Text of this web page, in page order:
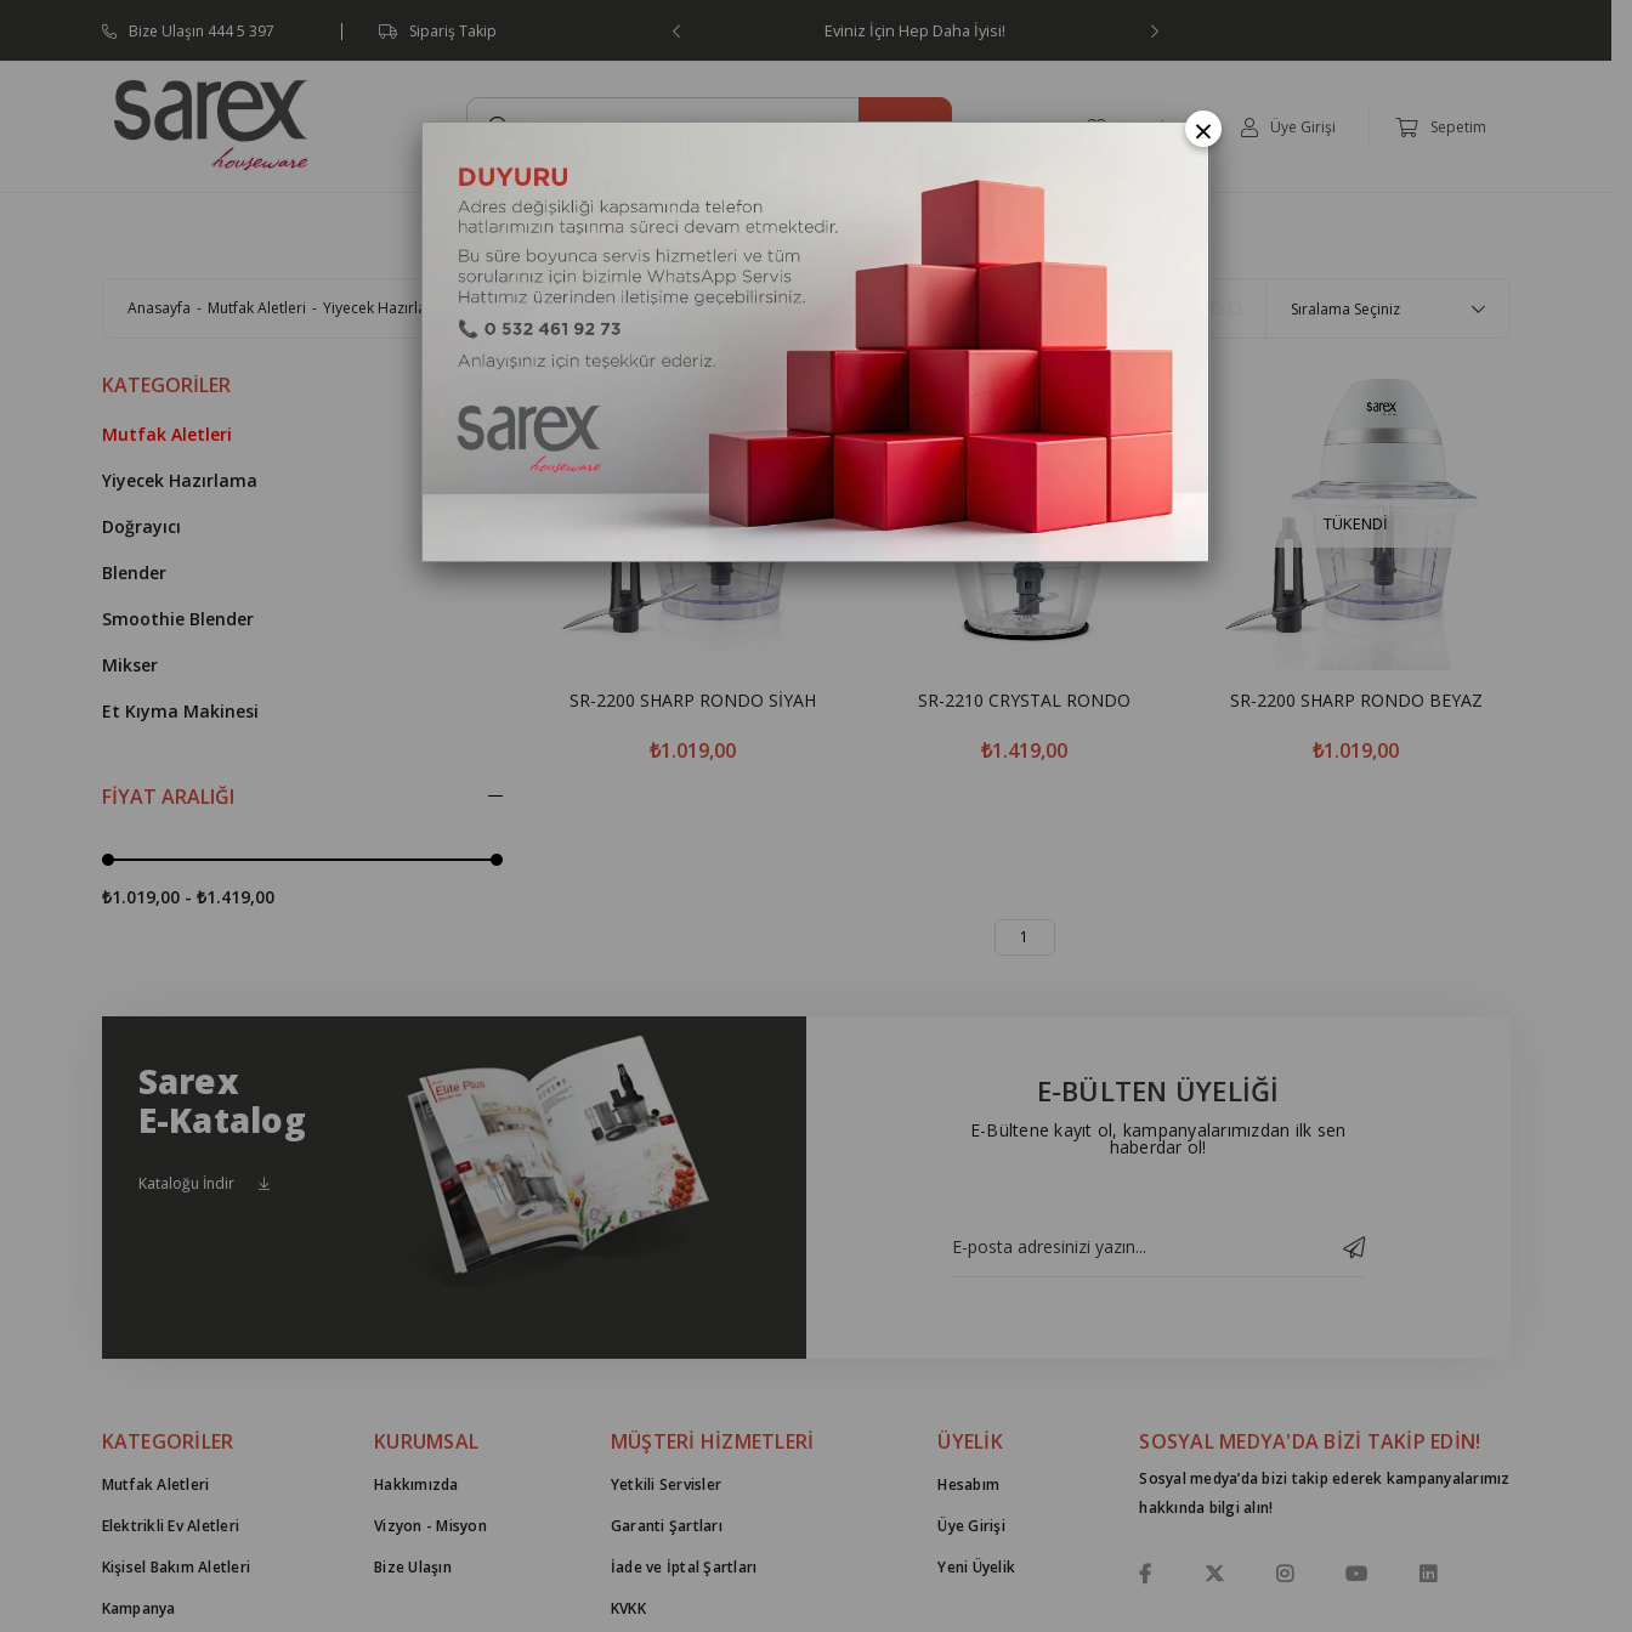
1500 TL ve Üzeri Siparişlerinizde Kargo Ücretsiz! Eviniz İçin Hep Daha İyisi!
Bize Ulaşın 444 5 397 Sipariş Takip
Favoriler Üye Girişi Sepetim
Mutfak Aletleri Elektrikli Ev Aletleri
Anasayfa Mutfak Aletleri Yiyecek Hazırlama Doğrayıcı
KATEGORILER
Mutfak Aletleri
Yiyecek Hazırlama
Doğrayıcı
Blender
Smoothie Blender
Mikser
Et Kıyma Makinesi
FIYAT ARALIĞI
₺1.019,00 - ₺1.419,00
TÜKENDI
SR-2200 SHARP RONDO SİYAH
₺1.019,00
TÜKENDI
SR-2210 CRYSTAL RONDO
₺1.419,00
TÜKENDI
SR-2200 SHARP RONDO BEYAZ
₺1.019,00
1
Sarex
E-Katalog
Kataloğu İndir
E-BÜLTEN ÜYELİĞİ
E-Bültene kayıt ol, kampanyalarımızdan ilk sen
haberdar ol!
KATEGORİLER
Mutfak Aletleri
Elektrikli Ev Aletleri
Kişisel Bakım Aletleri
Kampanya
KURUMSAL
Hakkımızda
Vizyon - Misyon
Bize Ulaşın
MÜŞTERİ HİZMETLERİ
Yetkili Servisler
Garanti Şartları
İade ve İptal Şartları
KVKK
ÜYELİK
Hesabım
Üye Girişi
Yeni Üyelik
SOSYAL MEDYA'DA BİZİ TAKİP EDİN!
Sosyal medya’da bizi takip ederek kampanyalarımız
hakkında bilgi alın!
×